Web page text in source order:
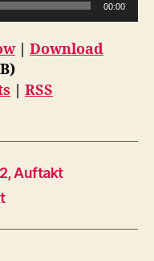
00:00
| Download
RSS
Auftakt